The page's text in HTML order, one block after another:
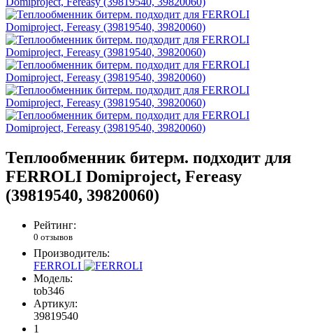
Теплообменник битерм. подходит для
FERROLI Domiproject, Fereasy
(39819540, 39820060)
Рейтинг:
0 отзывов
Производитель:
FERROLI
Модель:
tob346
Артикул:
39819540
1